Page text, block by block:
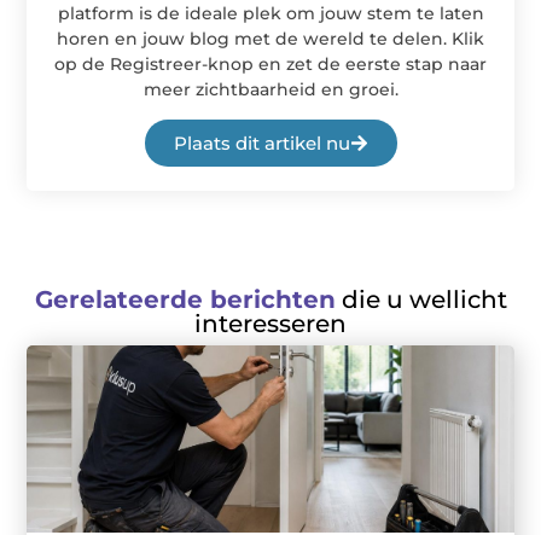
platform is de ideale plek om jouw stem te laten
horen en jouw blog met de wereld te delen. Klik
op de Registreer-knop en zet de eerste stap naar
meer zichtbaarheid en groei.
Plaats dit artikel nu
Gerelateerde berichten die u wellicht
interesseren